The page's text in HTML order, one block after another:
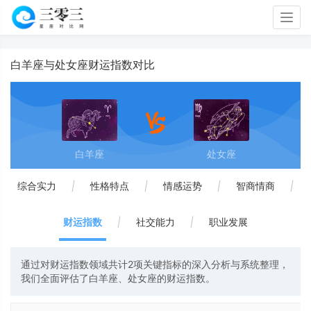
白羊座与处女座财运指数对比
白羊座 处女座
综合实力 | 性格特点 | 情感运势 | 智商情商 |
财运指数 | 社交能力 | 职业发展
通过对财运指数领域共计2项关键指标的深入分析与系统整理，
我们全面评估了白羊座、处女座的财运指数。